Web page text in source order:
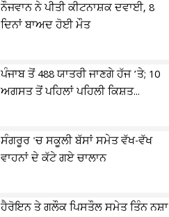
ਨੌਜਵਾਨ ਨੇ ਪੀਤੀ ਕੀਟਨਾਸ਼ਕ ਦਵਾਈ, 8
ਦਿਨਾਂ ਬਾਅਦ ਹੋਈ ਮੌਤ
ਪੰਜਾਬ ਤੋਂ 488 ਯਾਤਰੀ ਜਾਣਗੇ ਹੱਜ ’ਤੇ; 10
ਅਗਸਤ ਤੋਂ ਪਹਿਲਾਂ ਪਹਿਲੀ ਕਿਸ਼ਤ...
ਸੰਗਰੂਰ 'ਚ ਸਕੂਲੀ ਬੱਸਾਂ ਸਮੇਤ ਵੱਖ-ਵੱਖ
ਵਾਹਨਾਂ ਦੇ ਕੱਟੇ ਗਏ ਚਾਲਾਨ
ਹੈਰੋਇਨ ਤੇ ਗਲੌਕ ਪਿਸਤੌਲ ਸਮੇਤ ਤਿੰਨ ਨਸ਼ਾ